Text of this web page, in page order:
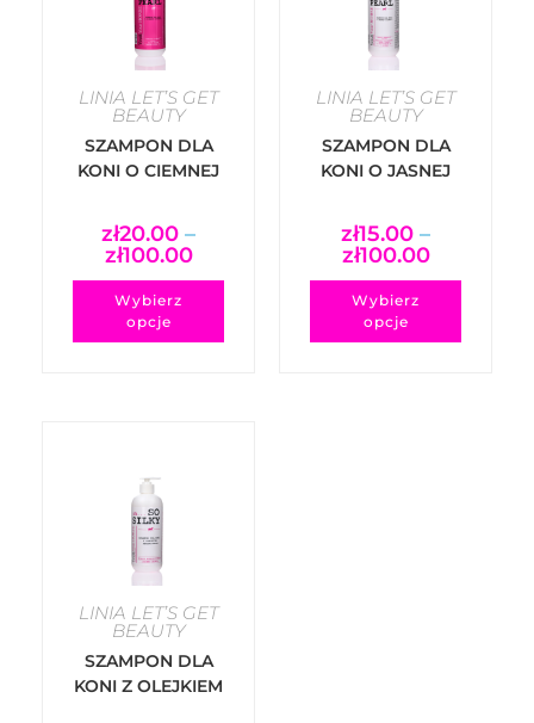
LINIA LET’S GET
BEAUTY
SZAMPON DLA
KONI O CIEMNEJ
SHAMPOO FOR
DARK HORSES –
WOW… BLACK
PEARL
zł20.00 –
zł100.00
Wybierz
opcje
LINIA LET’S GET
BEAUTY
SZAMPON DLA
KONI O JASNEJ
SHAMPOO FOR
GREY HORSES –
WOW… WHITE
PEARL
zł15.00 –
zł100.00
Wybierz
opcje
LINIA LET’S GET
BEAUTY
SZAMPON DLA
KONI Z OLEJKIEM